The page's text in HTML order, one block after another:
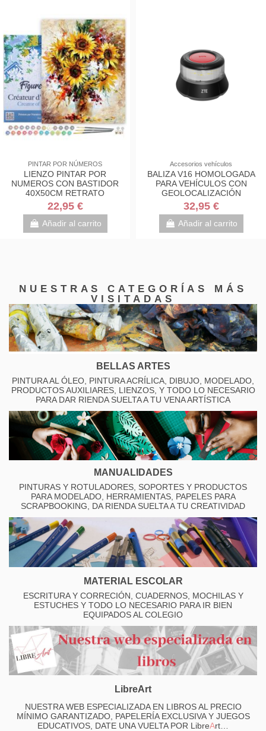
PINTAR POR NÚMEROS
LIENZO PINTAR POR
NUMEROS CON BASTIDOR
40X50CM RETRATO
GIRASOLES
22,95 €
Añadir al carrito
Accesorios vehículos
BALIZA V16 HOMOLOGADA
PARA VEHÍCULOS CON
GEOLOCALIZACIÓN
32,95 €
Añadir al carrito
NUESTRAS CATEGORÍAS MÁS
VISITADAS
BELLAS ARTES
PINTURA AL ÓLEO, PINTURA ACRÍLICA, DIBUJO, MODELADO,
PRODUCTOS AUXILIARES, LIENZOS, Y TODO LO NECESARIO
PARA DAR RIENDA SUELTA A TU VENA ARTÍSTICA
MANUALIDADES
PINTURAS Y ROTULADORES, SOPORTES Y PRODUCTOS
PARA MODELADO, HERRAMIENTAS, PAPELES PARA
SCRAPBOOKING, DA RIENDA SUELTA A TU CREATIVIDAD
MATERIAL ESCOLAR
ESCRITURA Y CORRECIÓN, CUADERNOS, MOCHILAS Y
ESTUCHES Y TODO LO NECESARIO PARA IR BIEN
EQUIPADOS AL COLEGIO
LibreArt
NUESTRA WEB ESPECIALIZADA EN LIBROS AL PRECIO
MÍNIMO GARANTIZADO, PAPELERÍA EXCLUSIVA Y JUEGOS
EDUCATIVOS, DATE UNA VUELTA POR LibreArt…